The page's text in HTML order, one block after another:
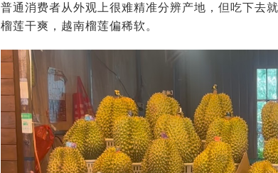
普通消费者从外观上很难精准分辨产地，但吃下去
榴莲干爽，越南榴莲偏稀软。